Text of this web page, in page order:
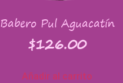
Babero Pul Aguacatín
$126.00
Añadir al carrito